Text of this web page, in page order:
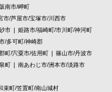
南市/岬町
市/芦屋市/宝塚市/川西市
市
姫路市/福崎町/市川町/神河町
/多可町/神崎郡
町/宍粟市/佐用町
篠山市/丹波市
町
南あわじ市/洲本市/淡路市
束町/笠置町/南山城村